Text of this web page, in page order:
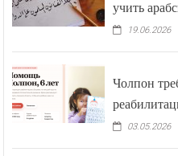
учить
19.06.2026
Чолпон
03.05.2026